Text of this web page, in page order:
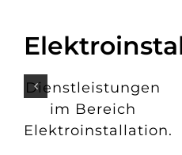
Dienstleistungen
im Bereich
Elektroinstallation.